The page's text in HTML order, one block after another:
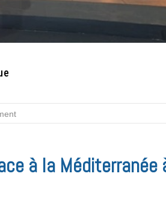
à la Méditerranée